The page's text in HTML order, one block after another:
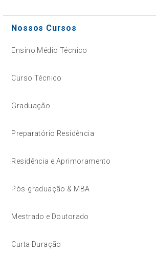
Nossos Cursos
Ensino Médio Técnico
Curso Técnico
Graduação
Preparatório Residência
Residência e Aprimoramento
Pós-graduação & MBA
Mestrado e Doutorado
Curta Duração